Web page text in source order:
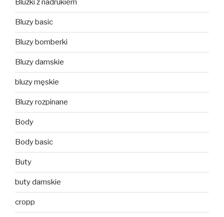
Bluzki z nadrukiem
Bluzy basic
Bluzy bomberki
Bluzy damskie
bluzy męskie
Bluzy rozpinane
Body
Body basic
Buty
buty damskie
cropp